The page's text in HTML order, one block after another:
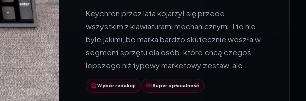
Keychron przez lata kojarzył się przede
wszystkim z klawiaturami mechanicznymi. I to nie
byle jakimi, bo marka bardzo skutecznie weszła w
segment sprzętu dla osób, które chcą czegoś
lepszego niż typowy marketowy zestaw, ale…
Wybór redakcji Super opłacalność